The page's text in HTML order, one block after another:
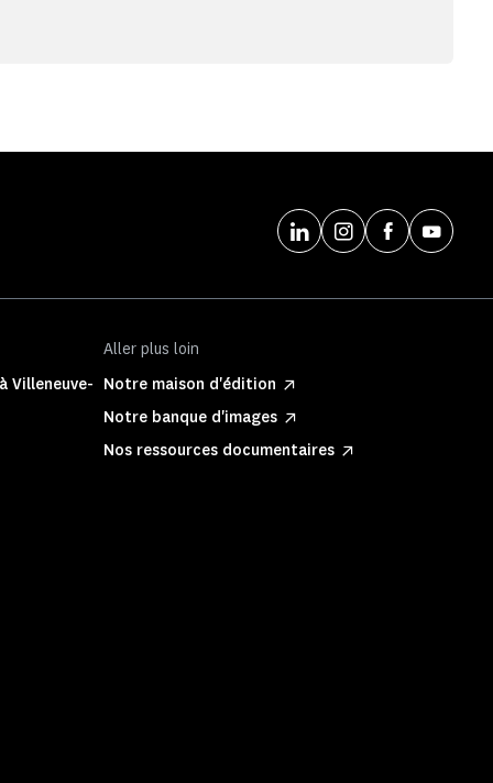
Villeneuve-
Aller plus loin
Notre maison d'édition
Notre banque d'images
Nos ressources documentaires